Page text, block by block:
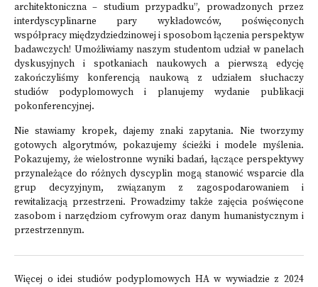
architektoniczna – studium przypadku”, prowadzonych przez
interdyscyplinarne pary wykładowców, poświęconych
współpracy międzydziedzinowej i sposobom łączenia perspektyw
badawczych! Umożliwiamy naszym studentom udział w panelach
dyskusyjnych i spotkaniach naukowych a pierwszą edycję
zakończyliśmy konferencją naukową z udziałem słuchaczy
studiów podyplomowych i planujemy wydanie publikacji
pokonferencyjnej.
Nie stawiamy kropek, dajemy znaki zapytania. Nie tworzymy
gotowych algorytmów, pokazujemy ścieżki i modele myślenia.
Pokazujemy, że wielostronne wyniki badań, łączące perspektywy
przynależące do różnych dyscyplin mogą stanowić wsparcie dla
grup decyzyjnym, związanym z zagospodarowaniem i
rewitalizacją przestrzeni. Prowadzimy także zajęcia poświęcone
zasobom i narzędziom cyfrowym oraz danym humanistycznym i
przestrzennym.
Więcej o idei studiów podyplomowych HA w wywiadzie z 2024